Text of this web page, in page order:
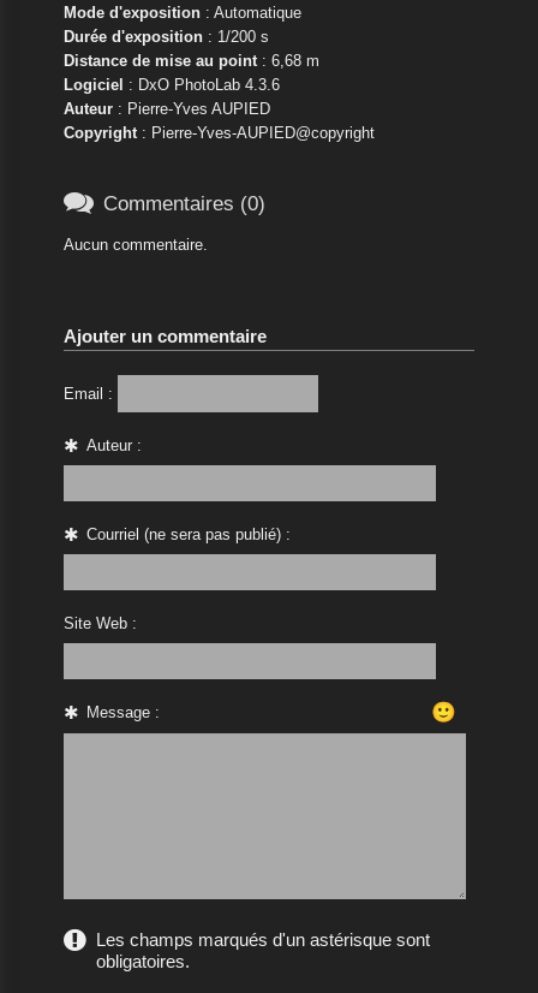
Mode d'exposition: Automatique
Durée d'exposition: 1/200 s
Distance de mise au point: 6,68 m
Logiciel : DxO PhotoLab 4.3.6
Auteur: Pierre-Yves AUPIED
Copyright: Pierre-Yves-AUPIED@copyright
 Commentaires (0)
Aucun commentaire.
Ajouter un commentaire
Email :
Auteur :
Courriel (ne sera pas publié) :
Site Web :
Message : 🙂
Les champs marqués d'un astérisque sont
obligatoires.